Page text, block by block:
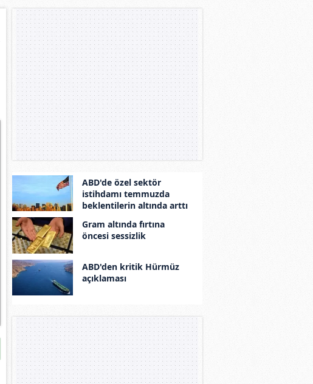
ABD'de özel sektör
istihdamı temmuzda
beklentilerin altında arttı
Gram altında fırtına
öncesi sessizlik
ABD'den kritik Hürmüz
açıklaması